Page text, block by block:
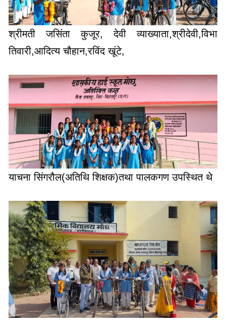
श्रीमती जसिंता कुजूर, देवी व्याख्याता,श्रीदेवी,विभा
तिवारी,आदित्य चौहान,रविंद खूंटे,
याचना सिंगरौल(अतिथि शिक्षक)तथा पालकगण उपस्थित थे